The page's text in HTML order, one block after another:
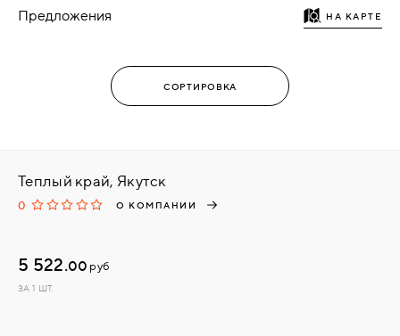
Предложения НА КАРТЕ
Теплый край, Якутск
0 О КОМПАНИИ
5 522.00 руб
ЗА 1 ШТ.